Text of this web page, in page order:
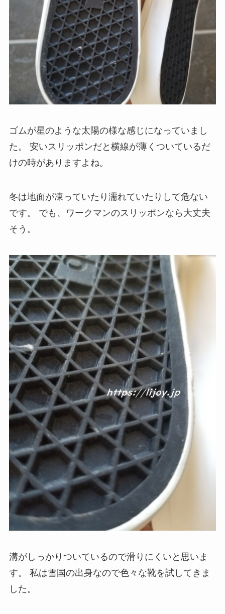
ゴムが星のような太陽の様な感じになっていまし
た。
安いスリッポンだと横線が薄くついているだ
けの時がありますよね。
冬は地面が凍っていたり濡れていたりして危ない
です。
でも、ワークマンのスリッポンなら大丈夫
そう。
溝がしっかりついているので滑りにくいと思いま
す。
私は雪国の出身なので色々な靴を試してきま
した。